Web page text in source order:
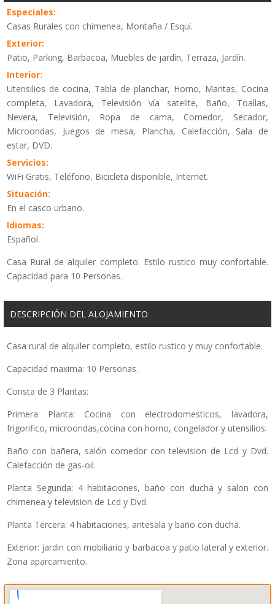
Especiales:
Casas Rurales con chimenea, Montaña / Esquí.
Exterior:
Patio, Parking, Barbacoa, Muebles de jardín, Terraza, Jardín.
Interior:
Utensilios de cocina, Tabla de planchar, Horno, Mantas, Cocina
completa, Lavadora, Televisión vía satelite, Baño, Toallas,
Nevera, Televisión, Ropa de cama, Comedor, Secador,
Microondas, Juegos de mesa, Plancha, Calefacción, Sala de
estar, DVD.
Servicios:
WiFi Gratis, Teléfono, Bicicleta disponible, Internet.
Situación:
En el casco urbano.
Idiomas:
Español.
Casa Rural de alquiler completo. Estilo rustico muy confortable.
Capacidad para 10 Personas.
DESCRIPCIÓN DEL ALOJAMIENTO
Casa rural de alquiler completo, estilo rustico y muy confortable.
Capacidad maxima: 10 Personas.
Consta de 3 Plantas:
Primera Planta: Cocina con electrodomesticos, lavadora,
frigorifico, microondas,cocina con horno, congelador y utensilios.
Baño con bañera, salón comedor con television de Lcd y Dvd.
Calefacción de gas-oil.
Planta Segunda: 4 habitaciones, baño con ducha y salon con
chimenea y television de Lcd y Dvd.
Planta Tercera: 4 habitaciones, antesala y baño con ducha.
Exterior: jardin con mobiliario y barbacoa y patio lateral y exterior.
Zona aparcamiento.